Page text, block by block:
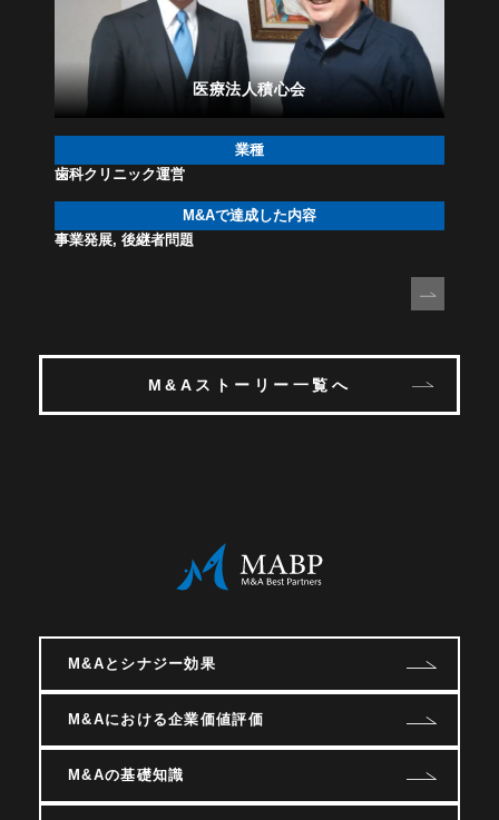
医療法人積心会
業種
歯科クリニック運営
M&Aで達成した内容
事業発展, 後継者問題
M&Aストーリー一覧へ
M&Aとシナジー効果
M&Aにおける企業価値評価
M&Aの基礎知識